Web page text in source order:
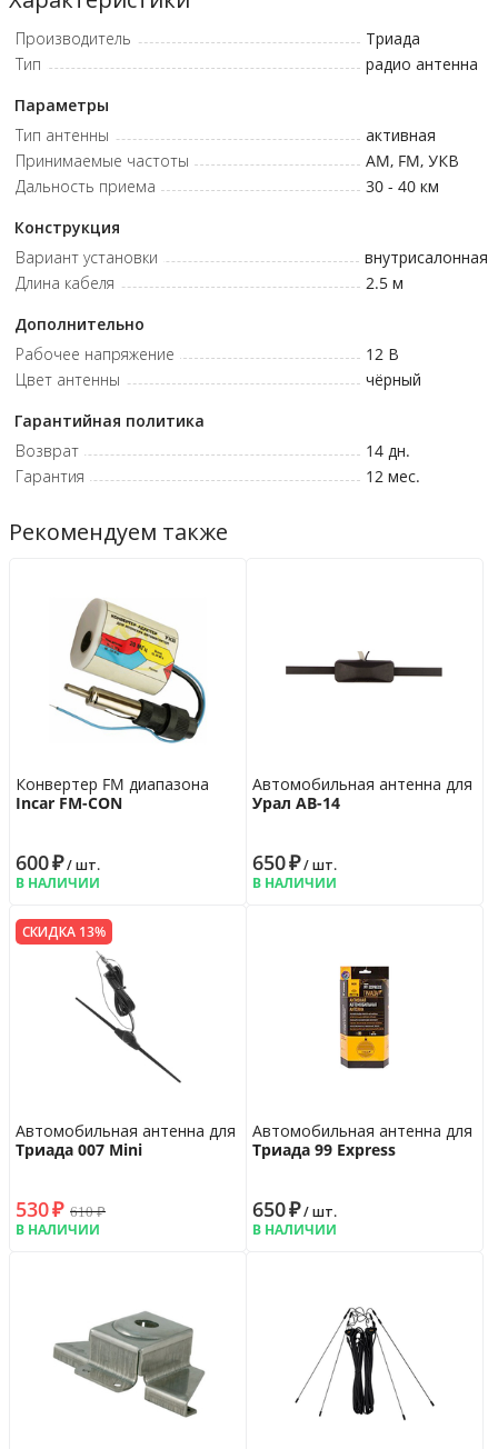
Прием УКВ, FM, AM в городе • Компактность • С отдельным
проводом питания • Дальность приема до 30-40 км • Длина
кабеля 2,5 м
Производитель
Триада
Тип
радио антенна
Параметры
Тип антенны
активная
Принимаемые частоты
AM, FM, УКВ
Дальность приема
30 - 40 км
Конструкция
Вариант установки
внутрисалонная
Длина кабеля
2.5 м
Дополнительно
Рабочее напряжение
12 В
Цвет антенны
чёрный
Гарантийная политика
Возврат
14 дн.
Гарантия
12 мес.
Рекомендуем также
Конвертер FM диапазона
Incar FM-CON
600₽/ шт.
В НАЛИЧИИ
Автомобильная антенна для
Урал АВ-14
650₽/ шт.
В НАЛИЧИИ
СКИДКА 13%
Автомобильная антенна для радио
Триада 007 Mini
530₽ 610₽
В НАЛИЧИИ
Автомобильная антенна для
Триада 99 Express
650₽/ шт.
В НАЛИЧИИ